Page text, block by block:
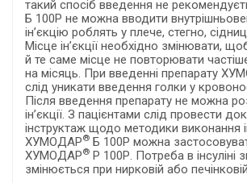
такий спосіб введення не
Б 100Р не можна вводити
ін’єкцію роблять у плече, стегно,
Місце ін’єкції необхідно змінювати,
й те саме місце не повторювати
на місяць. При введенні препарату
слід уникати введення голки у
Після введення препарату не можна
ін’єкції. З пацієнтами слід провести
інструктаж щодо методики виконання
ХУМОДАР® Б 100Р можна
ХУМОДАР® Р 100Р. Потреба в інсуліні
змінюється при нирковій або